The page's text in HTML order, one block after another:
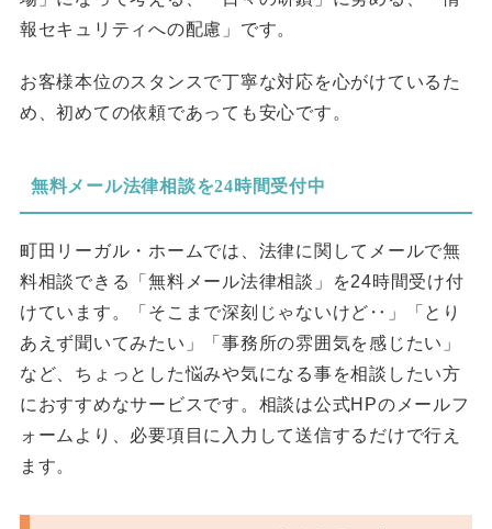
報セキュリティへの配慮」です。
お客様本位のスタンスで丁寧な対応を心がけているた
め、初めての依頼であっても安心です。
無料メール法律相談を24時間受付中
町田リーガル・ホームでは、法律に関してメールで無
料相談できる「無料メール法律相談」を24時間受け付
けています。「そこまで深刻じゃないけど‥」「とり
あえず聞いてみたい」「事務所の雰囲気を感じたい」
など、ちょっとした悩みや気になる事を相談したい方
におすすめなサービスです。相談は公式HPのメールフ
ォームより、必要項目に入力して送信するだけで行え
ます。